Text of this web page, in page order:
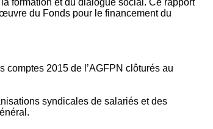
formation et du dialogue social. Ce rapport
du Fonds pour le financement du
2015 de l’AGFPN clôturés au
syndicales de salariés et des